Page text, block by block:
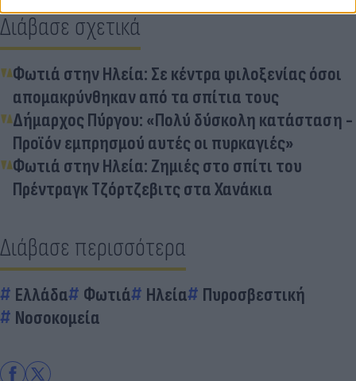
Διάβασε σχετικά
Φωτιά στην Ηλεία: Σε κέντρα φιλοξενίας όσοι
απομακρύνθηκαν από τα σπίτια τους
Δήμαρχος Πύργου: «Πολύ δύσκολη κατάσταση -
Προϊόν εμπρησμού αυτές οι πυρκαγιές»
Φωτιά στην Ηλεία: Ζημιές στο σπίτι του
Πρέντραγκ Τζόρτζεβιτς στα Χανάκια
Διάβασε περισσότερα
Ελλάδα Φωτιά Ηλεία
Πυροσβεστική
Νοσοκομεία